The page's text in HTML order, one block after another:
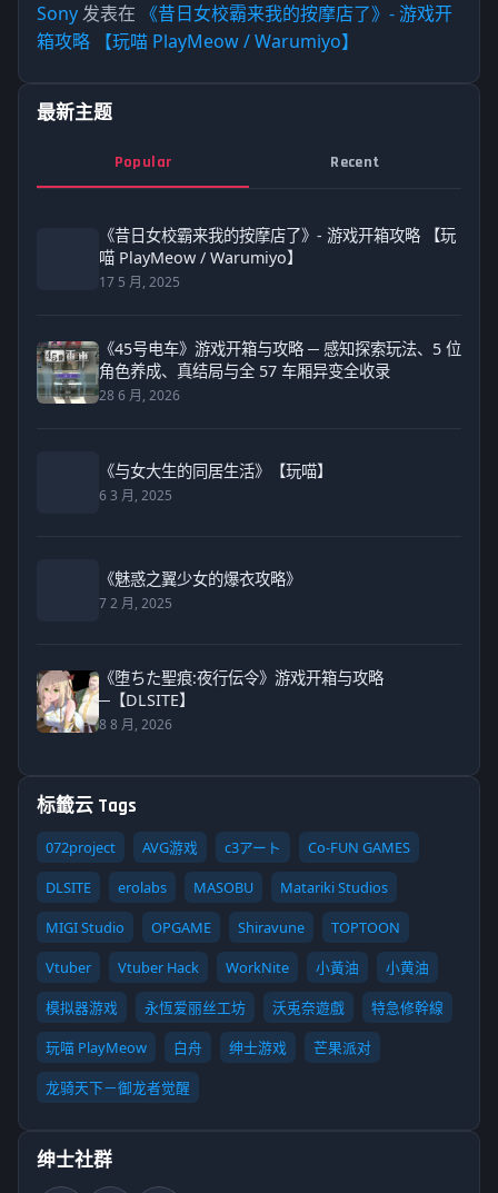
Sony发表在 《昔日女校霸来我的按摩店了》- 游戏开
箱攻略 【玩喵 PlayMeow / Warumiyo】
最新主题
Popular Recent
《昔日女校霸来我的按摩店了》- 游戏开箱攻略 【玩
喵 PlayMeow / Warumiyo】
17 5 月, 2025
《45号电车》游戏开箱与攻略 ─ 感知探索玩法、5 位
角色养成、真结局与全 57 车厢异变全收录
28 6 月, 2026
《与女大生的同居生活》【玩喵】
6 3 月, 2025
《魅惑之翼少女的爆衣攻略》
7 2 月, 2025
《堕ちた聖痕:夜行伝令》游戏开箱与攻略
─【DLSITE】
8 8 月, 2026
标籤云 Tags
072project AVG游戏 c3アート
Co-FUN GAMES
DLSITE
erolabs MASOBU
Matariki Studios
MIGI Studio
OPGAME Shiravune
TOPTOON
Vtuber
Vtuber Hack WorkNite 小黃油
小黄油
模拟器游戏
永恆爱丽丝工坊 沃兎奈遊戲
特急修幹線
玩喵 PlayMeow
白舟 绅士游戏
芒果派对
龙骑天下－御龙者觉醒
绅士社群